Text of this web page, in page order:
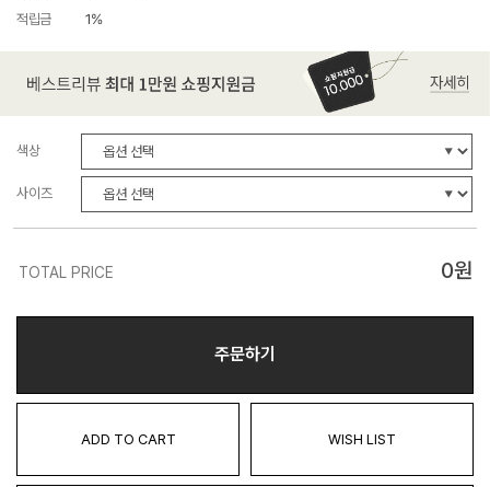
적립금 1%
색상
사이즈
TOTAL PRICE 0원
주문하기
ADD TO CART WISH LIST